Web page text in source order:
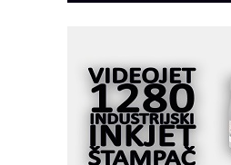
KIP KOP – napredna
savremene
objekte
Alba d.o.o. – 35
metrologiji i pametnim
rešenjima